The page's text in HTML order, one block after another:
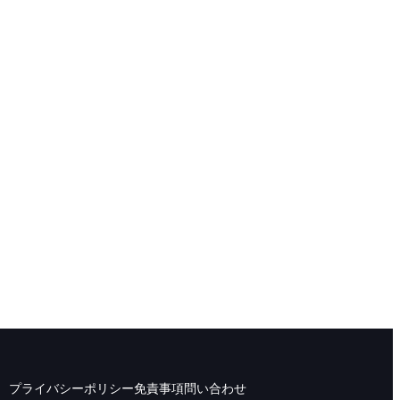
プライバシーポリシー免責事項問い合わせ